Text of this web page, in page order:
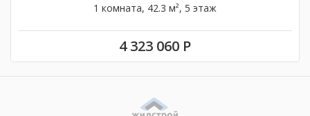
1 комната, 42.3 м², 5 этаж
4 323 060 Р